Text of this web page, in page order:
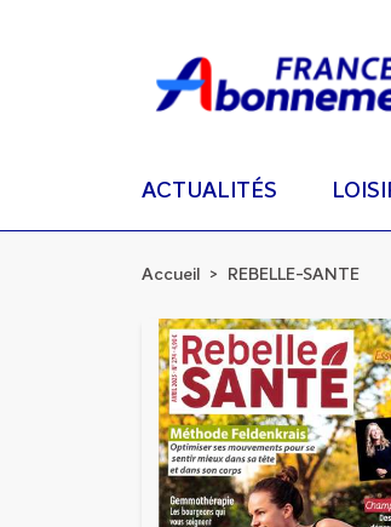
ACTUALITÉS
Accueil REBELLE-SANTE